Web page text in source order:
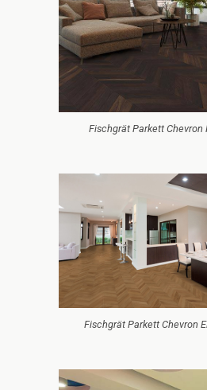
Fischgrät Parkett Chevron
Fischgrät Parkett Chevron